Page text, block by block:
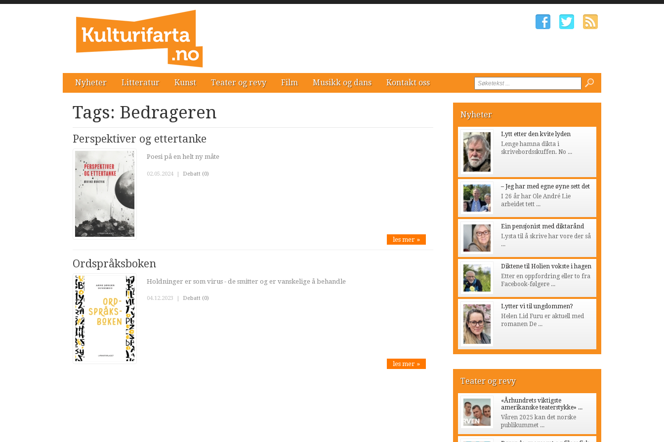
Nyheter Litteratur Kunst Teater og revy Film Musikk og dans Kontakt oss
Tags: Bedrageren
Perspektiver og ettertanke
Poesi på en helt ny måte
02.05.2024 | Debatt (0)
les mer »
Ordspråksboken
Holdninger er som virus - de smitter og er vanskelige å behandle
04.12.2023 Debatt (0)
les mer »
Nyheter
Lytt etter den kvite lyden
Lenge hamna dikta i
skrivebordsskuffen. No ...
– Jeg har med egne øyne sett det
I 26 år har Ole André Lie
arbeidet tett ...
Ein pensjonist med diktarånd
Lysta til å skrive har vore der så
...
Diktene til Holien vokste i hagen
Etter en oppfordring eller to fra
Facebook-følgere ...
Lytter vi til ungdommen?
Helen Lid Furu er aktuell med
romanen De ...
Teater og revy
«Århundrets viktigste
amerikanske teaterstykke» ...
Våren 2025 kan det norske
publikummet ...